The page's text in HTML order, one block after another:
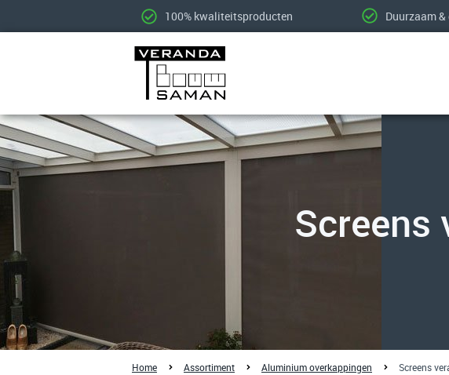
100% kwaliteitsproducten Duurzaam
Screens
Home Assortiment Aluminium overkappingen Screens